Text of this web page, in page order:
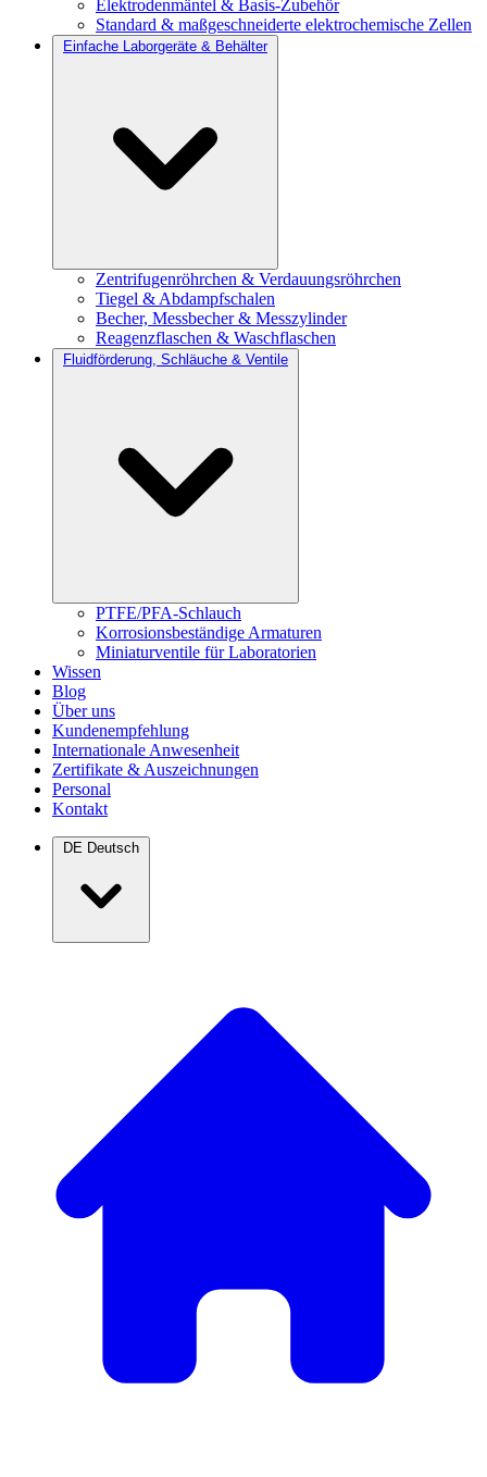
Elektrodenmäntel & Basis-Zubehör
Standard & maßgeschneiderte elektrochemische Zellen
Einfache Laborgeräte & Behälter
Zentrifugenröhrchen & Verdauungsröhrchen
Tiegel & Abdampfschalen
Becher, Messbecher & Messzylinder
Reagenzflaschen & Waschflaschen
Fluidförderung, Schläuche & Ventile
PTFE/PFA-Schlauch
Korrosionsbeständige Armaturen
Miniaturventile für Laboratorien
Wissen
Blog
Über uns
Kundenempfehlung
Internationale Anwesenheit
Zertifikate & Auszeichnungen
Personal
Kontakt
DE Deutsch